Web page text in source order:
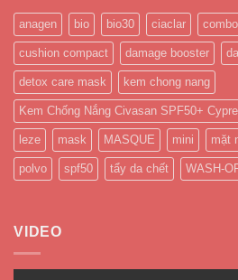
anagen bio bio30 ciaclar combo
cushion compact damage booster
detox care mask kem chong nang
Kem Chống Nắng Civasan SPF50+
leze mask MASQUE mini mặt
polvo spf50 tẩy da chết WASH-
VIDEO